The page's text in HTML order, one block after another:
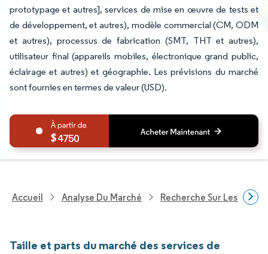
prototypage et autres], services de mise en œuvre de tests et
de développement, et autres), modèle commercial (CM, ODM
et autres), processus de fabrication (SMT, THT et autres),
utilisateur final (appareils mobiles, électronique grand public,
éclairage et autres) et géographie. Les prévisions du marché
sont fournies en termes de valeur (USD).
4750
Accueil Analyse Du Marché Recherche Sur Les
Taille et parts du marché des services de